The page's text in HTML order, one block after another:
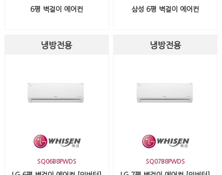
6평 벽걸이 에어컨 삼성 6평 벽걸이 에어컨
냉방전용
SQ06B8PWDS
냉방전용
SQ07B8PWDS